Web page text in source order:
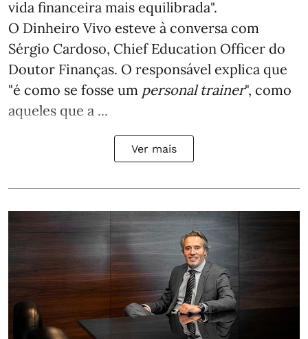
vida financeira mais equilibrada".
O Dinheiro Vivo esteve à conversa com
Sérgio Cardoso, Chief Education Officer do
Doutor Finanças. O responsável explica que
"é como se fosse um personal trainer", como
aqueles que a ...
Ver mais